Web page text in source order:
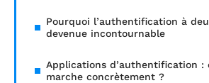
Pourquoi l’authentification à
devenue incontournable
Applications d’authentification :
marche concrètement ?